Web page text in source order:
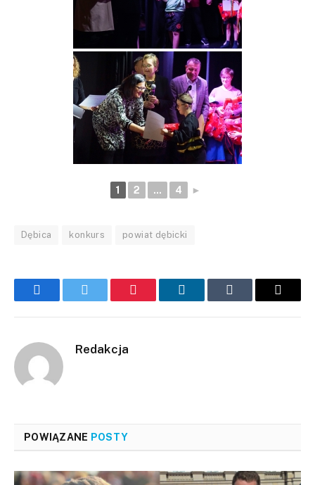
1 2 ... 4 ►
Dębica konkurs powiat dębicki
FacebookTwitter Pinterest LinkedInTumblr Email
Redakcja
POWIĄZANE POSTY